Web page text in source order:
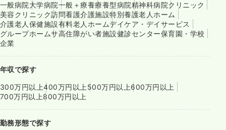
一般病院大学病院一般＋療養療養型病院精神科病院クリニック
美容クリニック訪問看護介護施設特別養護老人ホーム
介護老人保健施設有料老人ホームデイケア・デイサービス
グループホームサ高住障がい者施設健診センター保育園・学校
企業
年収で探す
300万円以上400万円以上 500万円以上600万円以上
700万円以上800万円以上
勤務形態で探す